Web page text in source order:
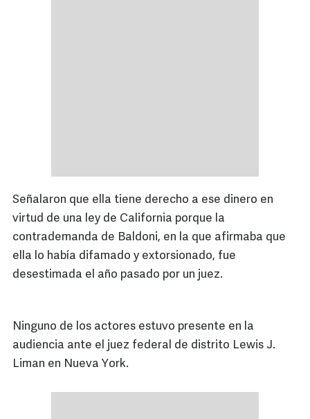
Señalaron que ella tiene derecho a ese dinero en
virtud de una ley de California porque la
contrademanda de Baldoni, en la que afirmaba que
ella lo había difamado y extorsionado, fue
desestimada el año pasado por un juez.
Ninguno de los actores estuvo presente en la
audiencia ante el juez federal de distrito Lewis J.
Liman en Nueva York.